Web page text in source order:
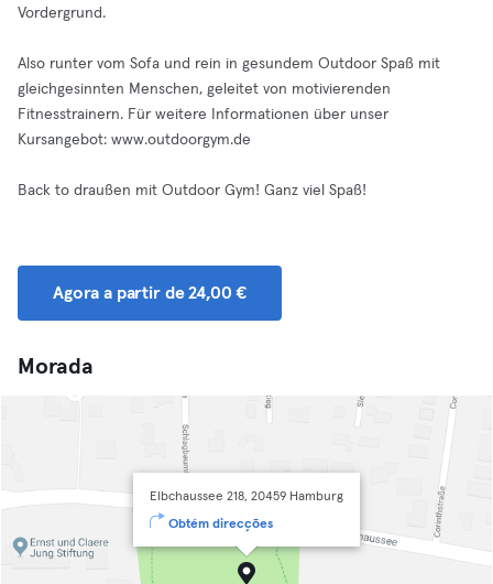
Vordergrund.
Also runter vom Sofa und rein in gesundem Outdoor Spaß mit
gleichgesinnten Menschen, geleitet von motivierenden
Fitnesstrainern. Für weitere Informationen über unser
Kursangebot: www.outdoorgym.de
Back to draußen mit Outdoor Gym! Ganz viel Spaß!
Agora a partir de 24,00 €
Morada
Elbchaussee 218, 20459 Hamburg
Obtém direcções